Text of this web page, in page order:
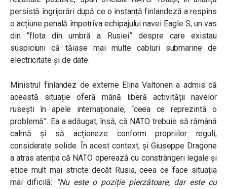
persistă îngrijorări după ce o instanță finlandeză a respins
o acțiune penală împotriva echipajului navei Eagle S, un vas
din “flota din umbră a Rusiei” despre care existau
suspiciuni că tăiase mai multe cabluri submarine de
electricitate și de date.
Ministrul finlandez de externe Elina Valtonen a admis că
această situație oferă mână liberă activității navelor
rusești în apele internaționale, “ceea ce reprezintă o
problemă”. Ea a adăugat, însă, că NATO trebuie să rămână
calmă și să acționeze conform propriilor reguli,
considerate solide. În acest context, și Giuseppe Dragone
a atras atenția că NATO operează cu constrângeri legale și
etice mult mai stricte decât Rusia, ceea ce face situația
mai dificilă: “Nu este o poziție pierzătoare, dar este cu